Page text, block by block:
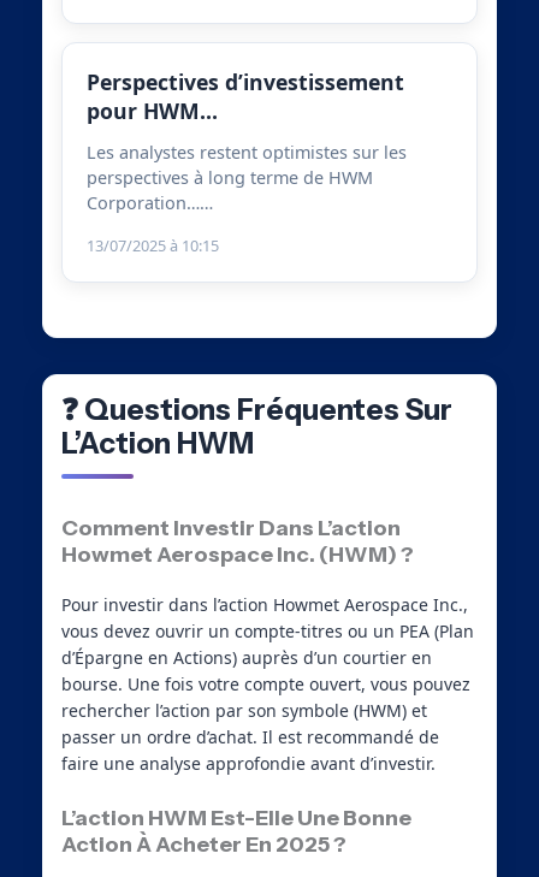
Perspectives d’investissement
pour HWM…
Les analystes restent optimistes sur les
perspectives à long terme de HWM
Corporation……
13/07/2025 à 10:15
❓ Questions Fréquentes Sur
L’Action HWM
Comment Investir Dans L’action
Howmet Aerospace Inc. (HWM) ?
Pour investir dans l’action Howmet Aerospace Inc.,
vous devez ouvrir un compte-titres ou un PEA (Plan
d’Épargne en Actions) auprès d’un courtier en
bourse. Une fois votre compte ouvert, vous pouvez
rechercher l’action par son symbole (HWM) et
passer un ordre d’achat. Il est recommandé de
faire une analyse approfondie avant d’investir.
L’action HWM Est-Elle Une Bonne
Action À Acheter En 2025 ?